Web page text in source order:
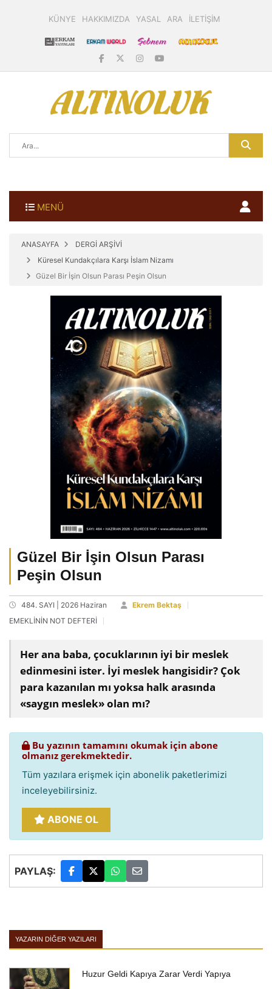
KÜNYE HAKKIMIZDA YASAL ARA İLETİŞİM
MENÜ
ANASAYFA
DERGİ ARŞİVİ
Küresel Kundakçılara Karşı İslam Nizamı
Güzel Bir İşin Olsun Parası Peşin Olsun
Güzel Bir İşin Olsun Parası
Peşin Olsun
484. SAYI | 2026 Haziran
Ekrem Bektaş
EMEKLİNİN NOT DEFTERİ
Her ana baba, çocuklarının iyi bir meslek
edinmesini ister. İyi meslek hangisidir? Çok
para kazanılan mı yoksa halk arasında
«saygın meslek» olan mı?
Bu yazının tamamını okumak için abone
olmanız gerekmektedir.
Tüm yazılara erişmek için abonelik paketlerimizi
inceleyebilirsiniz.
ABONE OL
PAYLAŞ:
YAZARIN DIĞER YAZILARI
Huzur Geldi Kapıya Zarar Verdi Yapıya